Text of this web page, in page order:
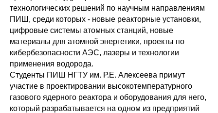
технологических решений по научным направлениям
ПИШ, среди которых - новые реакторные установки,
цифровые системы атомных станций, новые
материалы для атомной энергетики, проекты по
кибербезопасности АЭС, лазеры и технологии
применения водорода.
Студенты ПИШ НГТУ им. Р.Е. Алексеева примут
участие в проектировании высокотемпературного
газового ядерного реактора и оборудования для него,
который разрабатывается на одном из предприятий